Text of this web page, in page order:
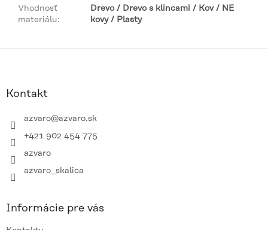
Vhodnosť
materiálu:
Drevo / Drevo s klincami / Kov / NE
kovy / Plasty
Kontakt
azvaro@azvaro.sk
+421 902 454 775
azvaro
azvaro_skalica
Informácie pre vás